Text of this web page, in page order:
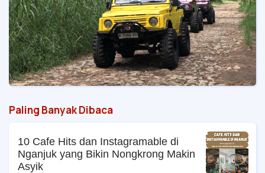
Paling Banyak Dibaca
10 Cafe Hits dan Instagramable di
Nganjuk yang Bikin Nongkrong Makin
Asyik